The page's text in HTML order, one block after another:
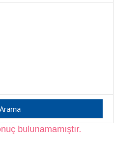
bulunamamıştır.